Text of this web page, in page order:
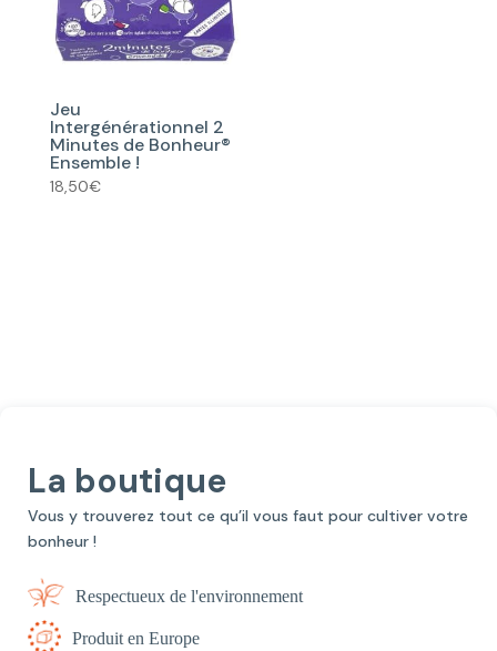
Jeu
Intergénérationnel 2
Minutes de Bonheur®
Ensemble !
18,50€
La boutique
Vous y trouverez tout ce qu’il vous faut pour cultiver votre
bonheur !
Respectueux de l'environnement
Produit en Europe